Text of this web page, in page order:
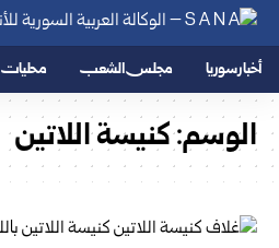
أخبار سوريا مجلس الشعب محليات
الوسم:كنيسة اللاتين